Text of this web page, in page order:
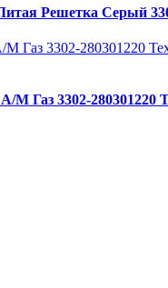
Решетка Серый
Газ 3302-280301220